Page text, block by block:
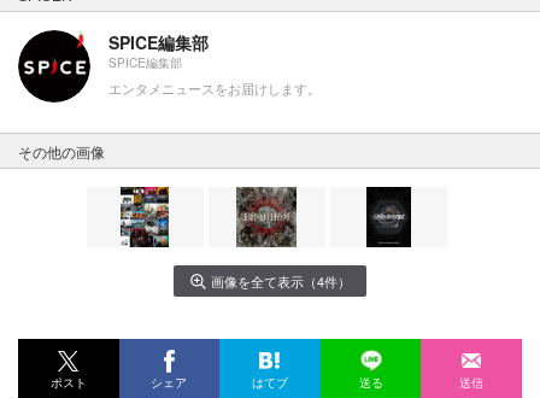
SPICE編集部
SPICE編集部
エンタメニュースをお届けします。
その他の画像
画像を全て表示（4件）
ポスト シェア はてブ 送る 送信